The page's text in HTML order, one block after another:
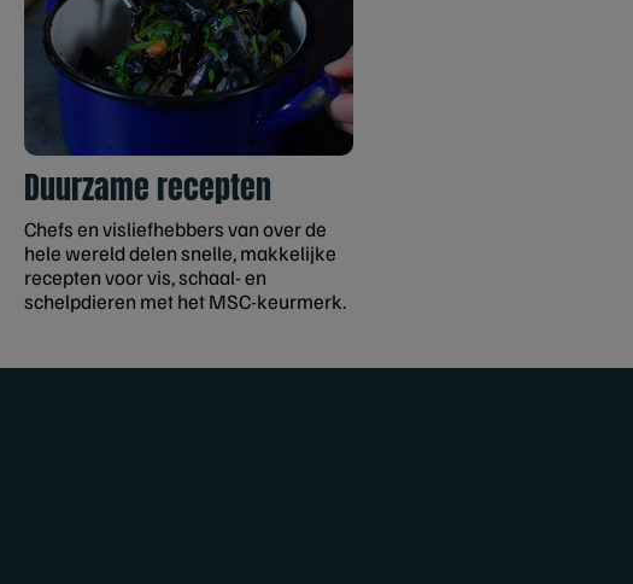
Duurzame recepten
Chefs en visliefhebbers van over de
hele wereld delen snelle, makkelijke
recepten voor vis, schaal- en
schelpdieren met het MSC-keurmerk.